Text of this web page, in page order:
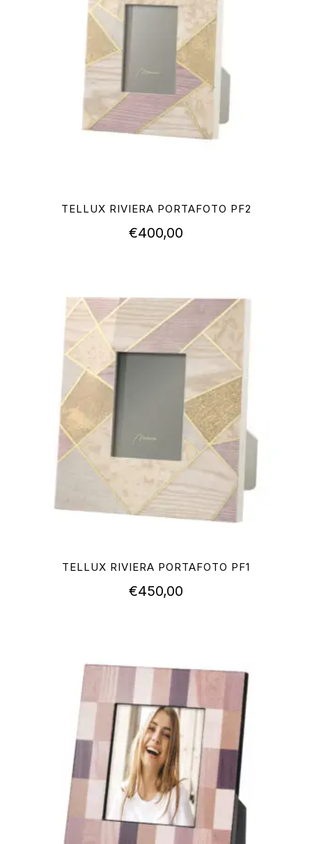
TELLUX RIVIERA PORTAFOTO PF2
€400,00
TELLUX RIVIERA PORTAFOTO PF1
€450,00